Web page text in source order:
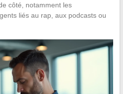
côté, notamment les
liés au rap, aux podcasts ou